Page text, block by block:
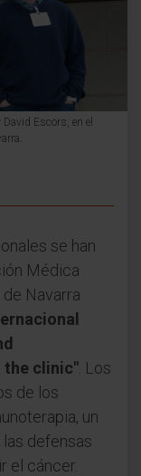
Escors, en el
se han
Médica
Navarra
the clinic" . Los
de los
un
defensas
el cáncer.